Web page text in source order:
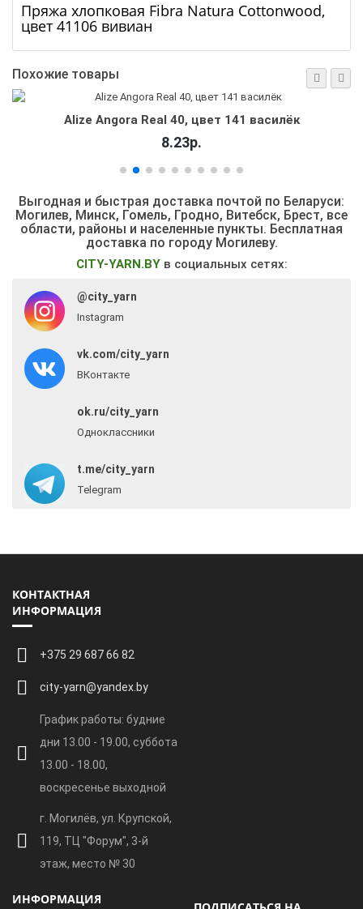
Пряжа хлопковая Fibra Natura Cottonwood,
цвет 41106 вивиан
Похожие товары
Alize Angora Real 40, цвет 141 василёк
8.23р.
Выгодная и быстрая доставка почтой по Беларуси:
Могилев, Минск, Гомель, Гродно, Витебск, Брест, все
области, районы и населенные пункты. Бесплатная
доставка по городу Могилеву.
CITY-YARN.BYв социальных сетях:
@city_yarn
Instagram
vk.com/city_yarn
ВКонтакте
ok.ru/city_yarn
Одноклассники
t.me/city_yarn
Telegram
КОНТАКТНАЯ
ИНФОРМАЦИЯ
+375 29 687 66 82
city-yarn@yandex.by
График работы: будние
дни 13.00 - 19.00, суббота
13.00 - 18.00,
воскресенье выходной
г. Могилёв, ул. Крупской,
119, ТЦ "Форум", 3-й
этаж, место № 30
ИНФОРМАЦИЯ